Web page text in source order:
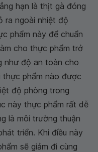
hạn là thịt gà đóng
ra ngoài nhiệt độ
phẩm này để chuẩn
cho thực phẩm trở
như độ an toàn cho
phẩm nào được
độ phòng trong
này thực phẩm rất dễ
là môi trường thuận
triển. Khi điều này
sẽ giảm đi cùng